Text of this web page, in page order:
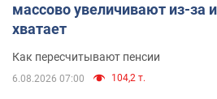
массово увеличивают из-за
хватает
Как пересчитывают пенсии
6.08.2026 07:00 104,2 т.